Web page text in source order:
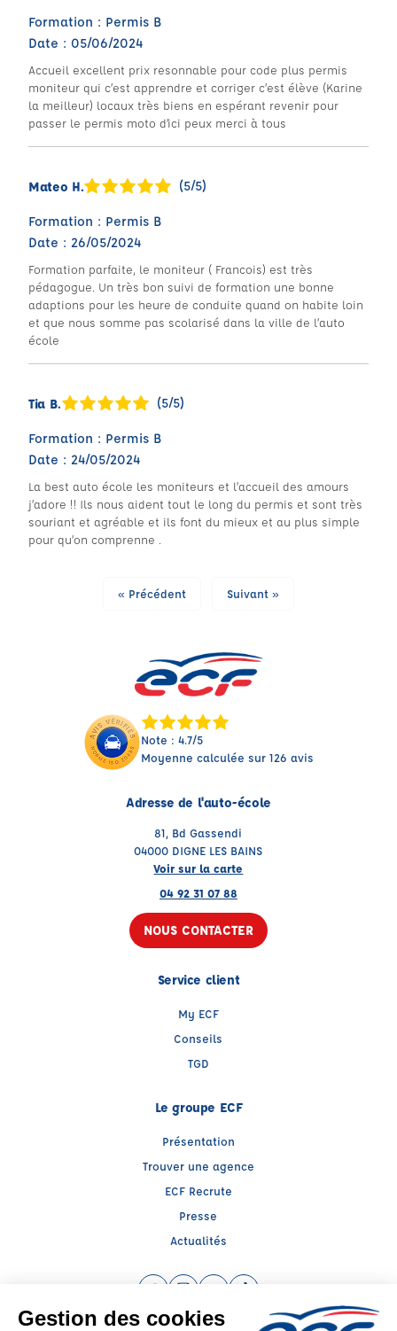
Formation : Permis B
Date : 05/06/2024
Accueil excellent prix resonnable pour code plus permis
moniteur qui c’est apprendre et corriger c’est élève (Karine
la meilleur) locaux très biens en espérant revenir pour
passer le permis moto d’ici peux merci à tous
Mateo H. (5/5)
Formation : Permis B
Date : 26/05/2024
Formation parfaite, le moniteur ( Francois) est très
pédagogue. Un très bon suivi de formation une bonne
adaptions pour les heure de conduite quand on habite loin
et que nous somme pas scolarisé dans la ville de l’auto
école
Tia B. (5/5)
Formation : Permis B
Date : 24/05/2024
La best auto école les moniteurs et l’accueil des amours
j’adore !! Ils nous aident tout le long du permis et sont très
souriant et agréable et ils font du mieux et au plus simple
pour qu’on comprenne .
« Précédent Suivant »
Note : 4.7/5
Moyenne calculée sur 126 avis
Adresse de l'auto-école
81, Bd Gassendi
04000 DIGNE LES BAINS
Voir sur la carte
04 92 31 07 88
NOUS CONTACTER
Service client
My ECF
Conseils
TGD
Le groupe ECF
Présentation
Trouver une agence
ECF Recrute
Presse
Actualités
Facebook (nouvelle fenêtre)
Instagram (nouvelle fenêtre)
YouTube (nouvelle fenêtre)
TikTok (nouvelle fenêtre)